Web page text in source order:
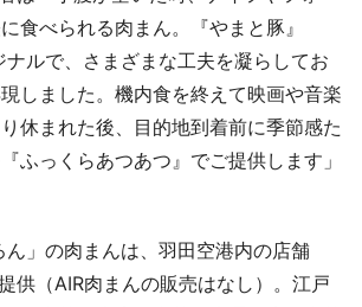
食べられる肉まん。『やまと豚』
ルで、さまざまな工夫を凝らしてお
しました。機内食を終えて映画や音楽
休まれた後、目的地到着前に季節感た
ふっくらあつあつ』でご提供します」
」の肉まんは、羽田空港内の店舗
供（AIR肉まんの販売はなし）。江戸